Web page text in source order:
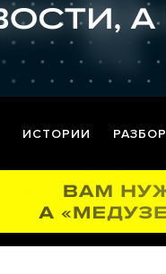
ИСТОРИИ РАЗБОР